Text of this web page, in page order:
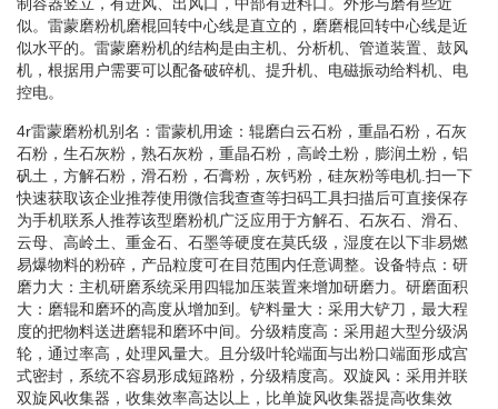
似。雷蒙磨粉机磨棍回转中心线是直立的，磨磨棍回转中心线是近
似水平的。雷蒙磨粉机的结构是由主机、分析机、管道装置、鼓风
机，根据用户需要可以配备破碎机、提升机、电磁振动给料机、电
控电。
4r雷蒙磨粉机别名：雷蒙机用途：辊磨白云石粉，重晶石粉，石灰
石粉，生石灰粉，熟石灰粉，重晶石粉，高岭土粉，膨润土粉，铝
矾土，方解石粉，滑石粉，石膏粉，灰钙粉，硅灰粉等电机.扫一下
快速获取该企业推荐使用微信我查查等扫码工具扫描后可直接保存
为手机联系人推荐该型磨粉机广泛应用于方解石、石灰石、滑石、
云母、高岭土、重金石、石墨等硬度在莫氏级，湿度在以下非易燃
易爆物料的粉碎，产品粒度可在目范围内任意调整。设备特点：研
磨力大：主机研磨系统采用四辊加压装置来增加研磨力。研磨面积
大：磨辊和磨环的高度从增加到。铲料量大：采用大铲刀，最大程
度的把物料送进磨辊和磨环中间。分级精度高：采用超大型分级涡
轮，通过率高，处理风量大。且分级叶轮端面与出粉口端面形成宫
式密封，系统不容易形成短路粉，分级精度高。双旋风：采用并联
双旋风收集器，收集效率高达以上，比单旋风收集器提高收集效